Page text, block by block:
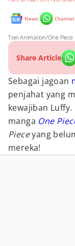
News Channel
Toei Animation/One Piece
Share Article
Sebagai jagoan
penjahat yang
kewajiban
manga One
Pieceyang
mereka!